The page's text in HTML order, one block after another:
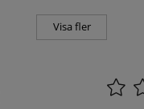
Visa fler